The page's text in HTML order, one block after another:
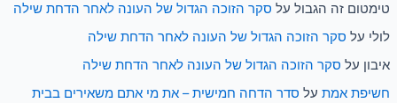
טימטום זה הגבולעלסקר הזוכה הגדול של העונה לאחר הדחת שילה
לוליעלסקר הזוכה הגדול של העונה לאחר הדחת שילה
איבוןעלסקר הזוכה הגדול של העונה לאחר הדחת שילה
חשיפת אמתעלסדר הדחה חמישית – את מי אתם משאירים בבית